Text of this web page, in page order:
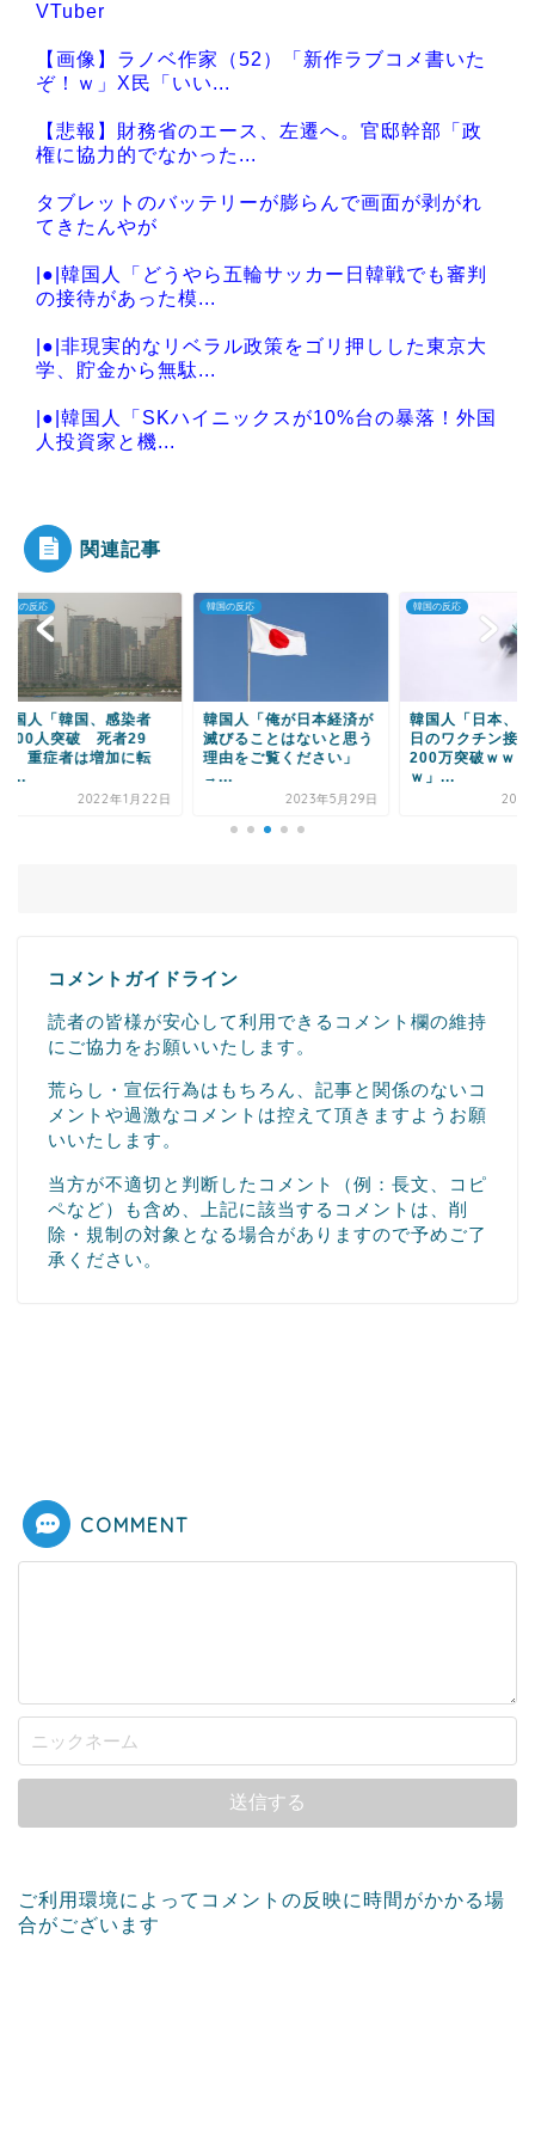
VTuber
【画像】ラノベ作家（52）「新作ラブコメ書いた
ぞ！ｗ」X民「いい...
【悲報】財務省のエース、左遷へ。官邸幹部「政
権に協力的でなかった...
タブレットのバッテリーが膨らんで画面が剥がれ
てきたんやが
|●|韓国人「どうやら五輪サッカー日韓戦でも審判
の接待があった模...
|●|非現実的なリベラル政策をゴリ押しした東京大
学、貯金から無駄...
|●|韓国人「SKハイニックスが10%台の暴落！外国
人投資家と機...
Powered by livedoor 相互RSS
関連記事
反応
人「韓国、感染者
人突破 死者29
重症者は増加に転
2022年1月22日
韓国の反応
韓国人「俺が日本経済が
滅びることはないと思う
理由をご覧ください」
→...
2023年5月29日
韓国の反応
韓国人「日本、つい
日のワクチン接種回
200万突破ｗｗｗｗ
ｗ」...
2021年7
コメントガイドライン
読者の皆様が安心して利用できるコメント欄の維持
にご協力をお願いいたします。
荒らし・宣伝行為はもちろん、記事と関係のないコ
メントや過激なコメントは控えて頂きますようお願
いいたします。
当方が不適切と判断したコメント（例：長文、コピ
ペなど）も含め、上記に該当するコメントは、削
除・規制の対象となる場合がありますので予めご了
承ください。
COMMENT
ご利用環境によってコメントの反映に時間がかかる場
合がございます